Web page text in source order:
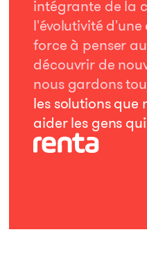
intégrante de la
l'évolutivité d'une
force à penser
découvrir de
nous gardons
les solutions que
aider les gens